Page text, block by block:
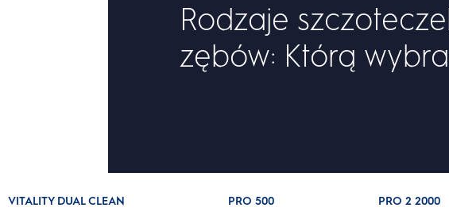
Rodzaje
zębów: Którą
VITALITY DUAL CLEAN PRO 500 PRO 2 2000